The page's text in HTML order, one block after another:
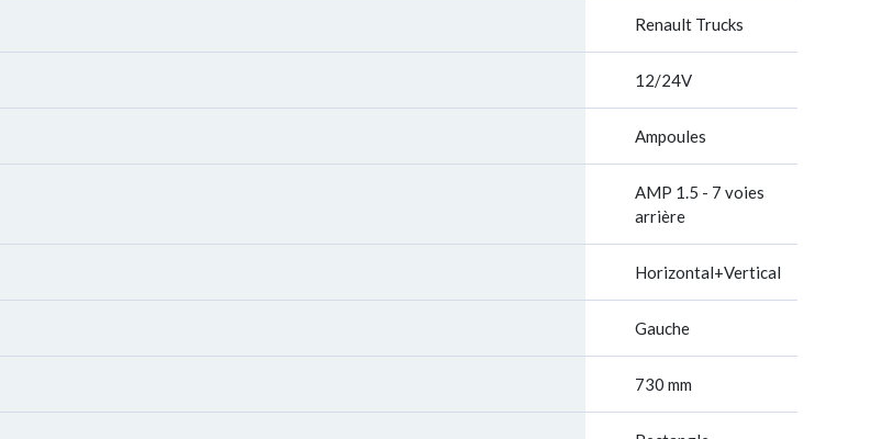
Renault Trucks
12/24V
Ampoules
AMP 1.5 - 7 voies
arrière
Horizontal+Vertical
Gauche
730 mm